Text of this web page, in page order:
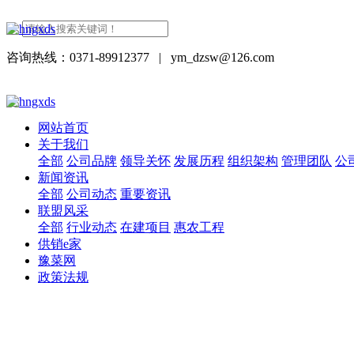
咨询热线：0371-89912377 | ym_dzsw@126.com
网站首页
关于我们
全部 公司品牌 领导关怀 发展历程 组织架构 管理团队 公
新闻资讯
全部 公司动态 重要资讯
联盟风采
全部 行业动态 在建项目 惠农工程
供销e家
豫菜网
政策法规